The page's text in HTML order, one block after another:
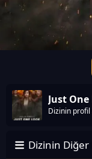
Just
Dizinin profil
Dizinin